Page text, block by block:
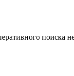
поиска